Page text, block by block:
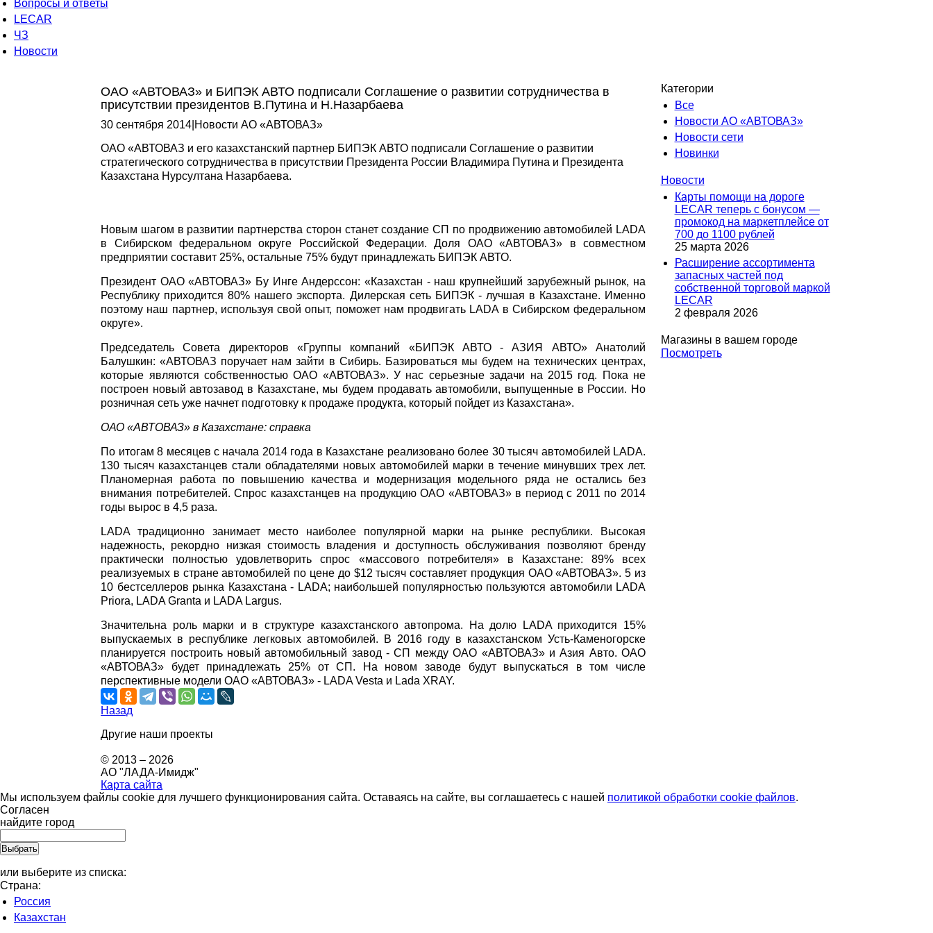
Вопросы и ответы
LECAR
ЧЗ
Новости
ОАО «АВТОВАЗ» и БИПЭК АВТО подписали Соглашение о развитии сотрудничества в
присутствии президентов В.Путина и Н.Назарбаева
30 сентября 2014 Новости АО «АВТОВАЗ»
ОАО «АВТОВАЗ и его казахстанский партнер БИПЭК АВТО подписали Соглашение о развитии
стратегического сотрудничества в присутствии Президента России Владимира Путина и Президента
Казахстана Нурсултана Назарбаева.
Новым шагом в развитии партнерства сторон станет создание СП по продвижению автомобилей LADA
в Сибирском федеральном округе Российской Федерации. Доля ОАО «АВТОВАЗ» в совместном
предприятии составит 25%, остальные 75% будут принадлежать БИПЭК АВТО.
Президент ОАО «АВТОВАЗ» Бу Инге Андерссон: «Казахстан - наш крупнейший зарубежный рынок, на
Республику приходится 80% нашего экспорта. Дилерская сеть БИПЭК - лучшая в Казахстане. Именно
поэтому наш партнер, используя свой опыт, поможет нам продвигать LADA в Сибирском федеральном
округе».
Председатель Совета директоров «Группы компаний «БИПЭК АВТО - АЗИЯ АВТО» Анатолий
Балушкин: «АВТОВАЗ поручает нам зайти в Сибирь. Базироваться мы будем на технических центрах,
которые являются собственностью ОАО «АВТОВАЗ». У нас серьезные задачи на 2015 год. Пока не
построен новый автозавод в Казахстане, мы будем продавать автомобили, выпущенные в России. Но
розничная сеть уже начнет подготовку к продаже продукта, который пойдет из Казахстана».
ОАО «АВТОВАЗ» в Казахстане: справка
По итогам 8 месяцев с начала 2014 года в Казахстане реализовано более 30 тысяч автомобилей LADA.
130 тысяч казахстанцев стали обладателями новых автомобилей марки в течение минувших трех лет.
Планомерная работа по повышению качества и модернизация модельного ряда не остались без
внимания потребителей. Спрос казахстанцев на продукцию ОАО «АВТОВАЗ» в период с 2011 по 2014
годы вырос в 4,5 раза.
LADA традиционно занимает место наиболее популярной марки на рынке республики. Высокая
надежность, рекордно низкая стоимость владения и доступность обслуживания позволяют бренду
практически полностью удовлетворить спрос «массового потребителя» в Казахстане: 89% всех
реализуемых в стране автомобилей по цене до $12 тысяч составляет продукция ОАО «АВТОВАЗ». 5 из
10 бестселлеров рынка Казахстана - LADA; наибольшей популярностью пользуются автомобили LADA
Priora, LADA Granta и LADA Largus.
Значительна роль марки и в структуре казахстанского автопрома. На долю LADA приходится 15%
выпускаемых в республике легковых автомобилей. В 2016 году в казахстанском Усть-Каменогорске
планируется построить новый автомобильный завод - СП между ОАО «АВТОВАЗ» и Азия Авто. ОАО
«АВТОВАЗ» будет принадлежать 25% от СП. На новом заводе будут выпускаться в том числе
перспективные модели ОАО «АВТОВАЗ» - LADA Vesta и Lada XRAY.
Назад
Категории
Все
Новости АО «АВТОВАЗ»
Новости сети
Новинки
Новости
Карты помощи на дороге
LECAR теперь с бонусом —
промокод на маркетплейсе от
700 до 1100 рублей
25 марта 2026
Расширение ассортимента
запасных частей под
собственной торговой маркой
LECAR
2 февраля 2026
Магазины в вашем городе
Посмотреть
Другие наши проекты
© 2013 – 2026
АО "ЛАДА-Имидж"
Карта сайта
Мы используем файлы cookie для лучшего функционирования сайта. Оставаясь на сайте, вы соглашаетесь с нашей политикой обработки cookie файлов.
Согласен
найдите город
или выберите из списка:
Страна:
Россия
Казахстан